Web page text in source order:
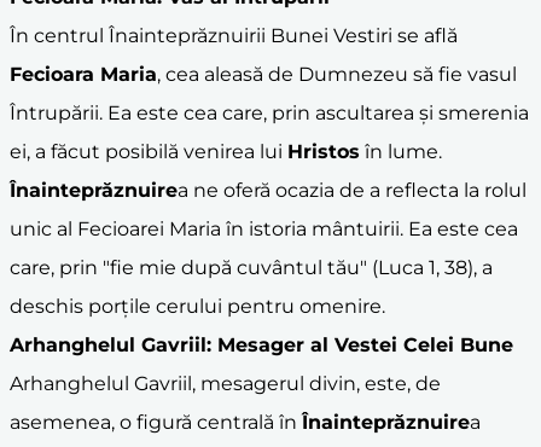
În centrul Înainteprăznuirii Bunei Vestiri se află
Fecioara Maria, cea aleasă de Dumnezeu să fie vasul
Întrupării. Ea este cea care, prin ascultarea și smerenia
ei, a făcut posibilă venirea lui Hristos în lume.
Înainteprăznuirea ne oferă ocazia de a reflecta la rolul
unic al Fecioarei Maria în istoria mântuirii. Ea este cea
care, prin "fie mie după cuvântul tău" (Luca 1, 38), a
deschis porțile cerului pentru omenire.
Arhanghelul Gavriil: Mesager al Vestei Celei Bune
Arhanghelul Gavriil, mesagerul divin, este, de
asemenea, o figură centrală înÎnainteprăznuirea